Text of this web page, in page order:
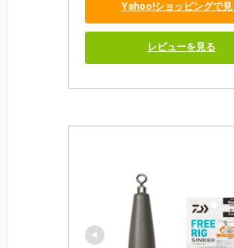
Yahoo!ショッピングで見
レビューを見る